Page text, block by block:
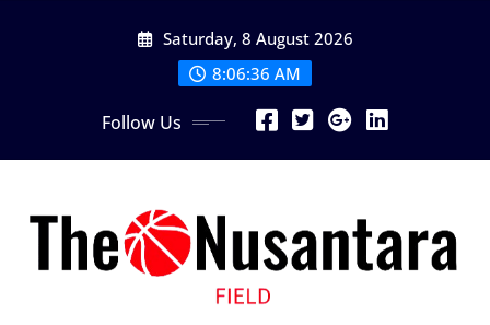
Saturday, 8 August 2026
8:06:38 AM
Follow Us